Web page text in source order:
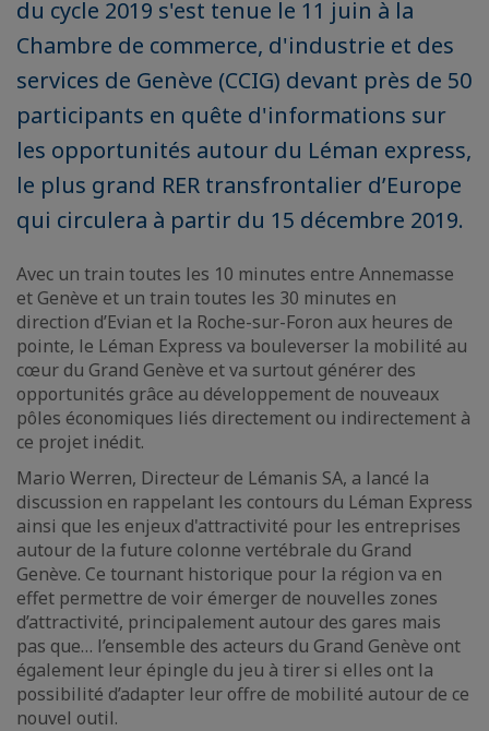
du cycle 2019 s'est tenue le 11 juin à la
Chambre de commerce, d'industrie et des
services de Genève (CCIG) devant près de 50
participants en quête d'informations sur
les opportunités autour du Léman express,
le plus grand RER transfrontalier d’Europe
qui circulera à partir du 15 décembre 2019.
Avec un train toutes les 10 minutes entre Annemasse
et Genève et un train toutes les 30 minutes en
direction d’Evian et la Roche-sur-Foron aux heures de
pointe, le Léman Express va bouleverser la mobilité au
cœur du Grand Genève et va surtout générer des
opportunités grâce au développement de nouveaux
pôles économiques liés directement ou indirectement à
ce projet inédit.
Mario Werren, Directeur de Lémanis SA, a lancé la
discussion en rappelant les contours du Léman Express
ainsi que les enjeux d'attractivité pour les entreprises
autour de la future colonne vertébrale du Grand
Genève. Ce tournant historique pour la région va en
effet permettre de voir émerger de nouvelles zones
d’attractivité, principalement autour des gares mais
pas que… l’ensemble des acteurs du Grand Genève ont
également leur épingle du jeu à tirer si elles ont la
possibilité d’adapter leur offre de mobilité autour de ce
nouvel outil.